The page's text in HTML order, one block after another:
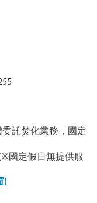
委託焚化業務，國定
國定假日無提供服
)